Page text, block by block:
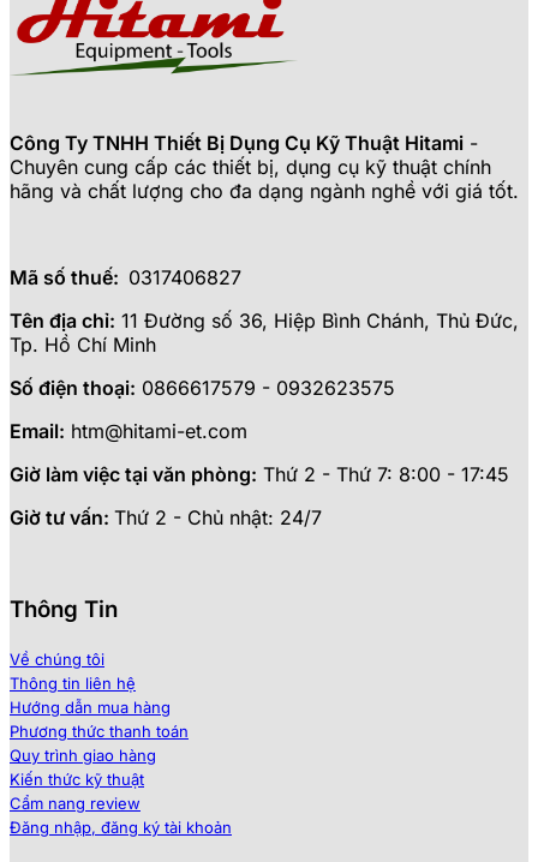
Công Ty TNHH Thiết Bị Dụng Cụ Kỹ Thuật Hitami -
Chuyên cung cấp các thiết bị, dụng cụ kỹ thuật chính
hãng và chất lượng cho đa dạng ngành nghề với giá tốt.
Mã số thuế: 0317406827
Tên địa chỉ: 11 Đường số 36, Hiệp Bình Chánh, Thủ Đức,
Tp. Hồ Chí Minh
Số điện thoại: 0866617579 - 0932623575
Email: htm@hitami-et.com
Giờ làm việc tại văn phòng: Thứ 2 - Thứ 7: 8:00 - 17:45
Giờ tư vấn: Thứ 2 - Chủ nhật: 24/7
Thông Tin
Về chúng tôi
Thông tin liên hệ
Hướng dẫn mua hàng
Phương thức thanh toán
Quy trình giao hàng
Kiến thức kỹ thuật
Cẩm nang review
Đăng nhập, đăng ký tài khoản